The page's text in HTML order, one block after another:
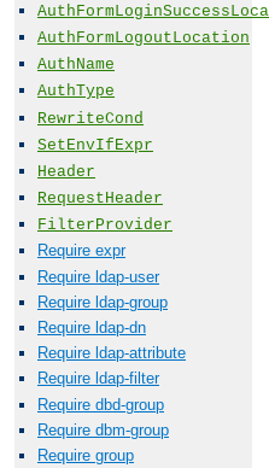
AuthFormLogoutLocation
AuthName
AuthType
RewriteCond
SetEnvIfExpr
Header
RequestHeader
FilterProvider
Require expr
Require ldap-user
Require ldap-group
Require ldap-dn
Require ldap-attribute
Require ldap-filter
Require dbd-group
Require dbm-group
Require group